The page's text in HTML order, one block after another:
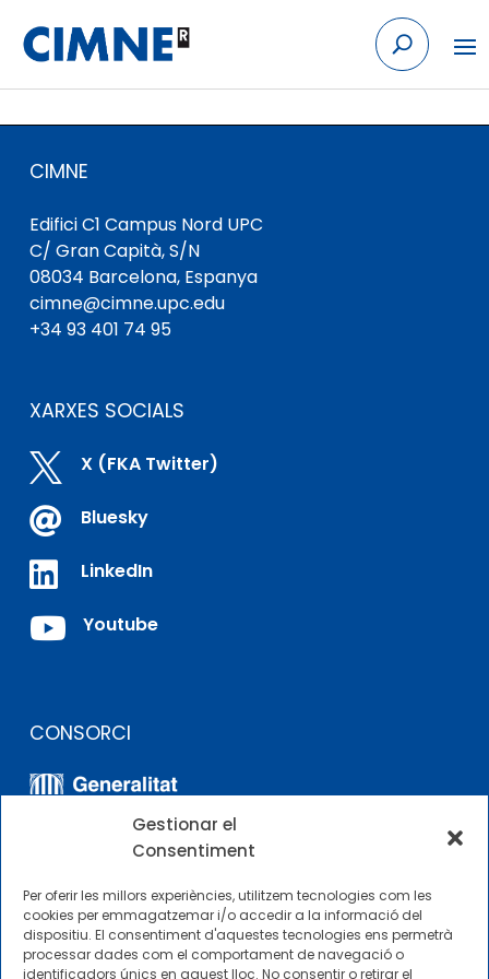
Gestionar el
Consentiment
Per oferir les millors experiències, utilitzem tecnologies com les
cookies per emmagatzemar i/o accedir a la informació del
dispositiu. El consentiment d'aquestes tecnologies ens permetrà
processar dades com el comportament de navegació o
identificadors únics en aquest lloc. No consentir o retirar el
CIMNE
Edifici C1 Campus Nord UPC
C/ Gran Capità, S/N
08034 Barcelona, ​​Espanya
cimne@cimne.upc.edu
+34 93 401 74 95
XARXES SOCIALS
 X (FKA Twitter)
 Bluesky
 LinkedIn
 Youtube
CONSORCI
ALTRES ENLLAÇOS